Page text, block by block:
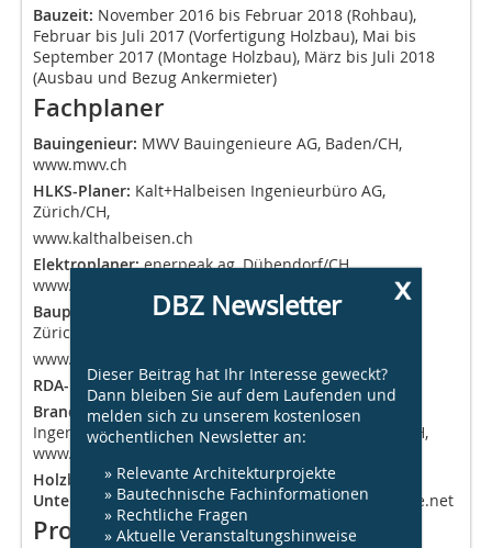
Bauzeit: November 2016 bis Februar 2018 (Rohbau),
Februar bis Juli 2017 (Vorfertigung Holzbau), Mai bis
September 2017 (Montage Holzbau), März bis Juli 2018
(Ausbau und Bezug Ankermieter)
Fachplaner
Bauingenieur: MWV Bauingenieure AG, Baden/CH,
www.mwv.ch
HLKS-Planer: Kalt+Halbeisen Inge­nieurbüro AG,
Zürich/CH,
www.kalthalbeisen.ch
Elektroplaner:enerpeak ag, Dübendorf/CH,
www.enerpeak.ch
Bauphysik:
BAKUS Bauphysik und Akustik GmbH,
Zürich/CH,
www.bakus.ch
RDA-Planer:Gruner Roschi AG, Köniz/CH
Brandschutzingenieur: Makiol Wiederkehr AG –
Ingenieure Holzbau, Brandschutz, Beinwil am See/CH,
www.holzbauing.ch
Holzbauingenieur, Systementwicklung und
Unternehmer:ERNE AG Holzbau, Stein/CH, www.erne.net
Projektdaten
x
DBZ Newsletter
Dieser Beitrag hat Ihr Interesse geweckt?
Dann bleiben Sie auf dem Laufenden und
melden sich zu unserem kostenlosen
wöchentlichen Newsletter an:
» Relevante Architekturprojekte
» Bautechnische Fachinformationen
» Rechtliche Fragen
» Aktuelle Veranstaltungshinweise